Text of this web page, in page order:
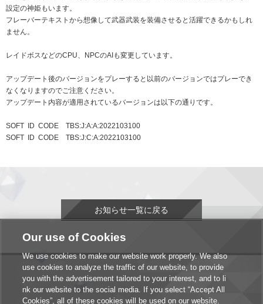
設定の神姫もいます。
フレーバーテキストから想像して武器武装を装備させると活躍できるかもしれ
ません。
レイドボスなどのCPU、NPCのAIも変更しています。
アップデート後のバージョンをプレーすると以前のバージョンではプレーでき
なくなりますのでご注意ください。
アップデート内容が適用されているバージョンは以下の通りです。
SOFT ID CODE TBS:J:A:A:2022103100
SOFT ID CODE TBS:J:C:A:2022103100
お知らせ一覧に戻る
Our use of Cookies
We use cookies to make our website work properly. We also
use cookies to analyze the traffic of our website, to provide
you with the advertisement tailored to your interest, and to li
nk our website to the social media. If you select “Accept All
Cookies”, all of these cookies will be used on our website.